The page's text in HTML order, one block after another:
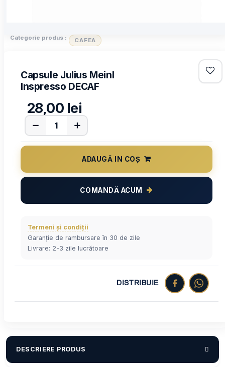
Categorie produs : CAFEA
Capsule Julius Meinl
Inspresso DECAF
28,00 lei
ADAUGĂ IN COȘ
COMANDĂ ACUM
Termeni și condiții
Garanție de rambursare în 30 de zile
Livrare: 2-3 zile lucrătoare
DISTRIBUIE
DESCRIERE PRODUS